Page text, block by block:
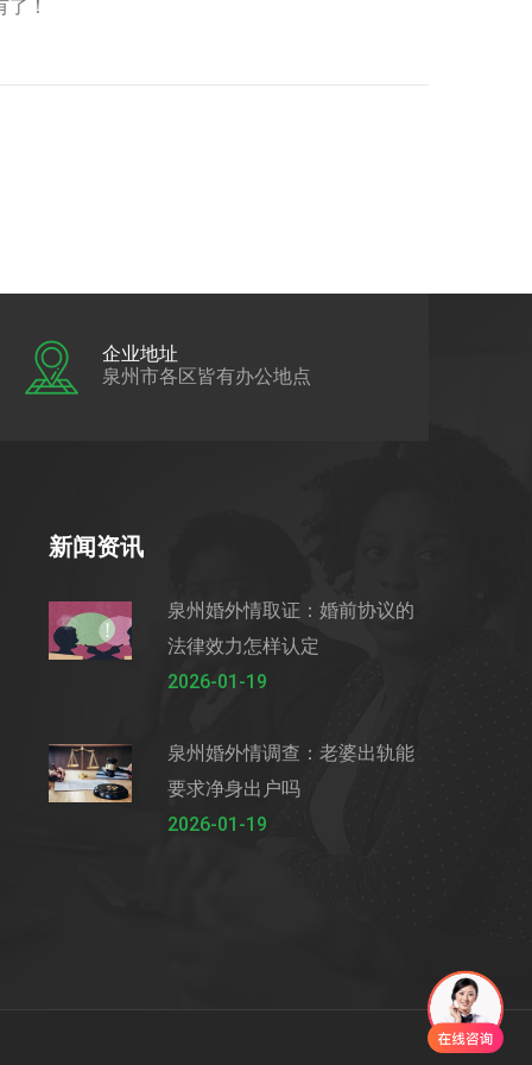
了！
企业地址
泉州市各区皆有办公地点
新闻资讯
泉州婚外情取证：婚前协议的
法律效力怎样认定
2026-01-19
泉州婚外情调查：老婆出轨能
要求净身出户吗
2026-01-19